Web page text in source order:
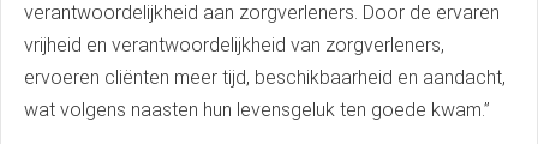
verantwoordelijkheid aan zorgverleners. Door de ervaren
vrijheid en verantwoordelijkheid van zorgverleners,
ervoeren cliënten meer tijd, beschikbaarheid en aandacht,
wat volgens naasten hun levensgeluk ten goede kwam.”